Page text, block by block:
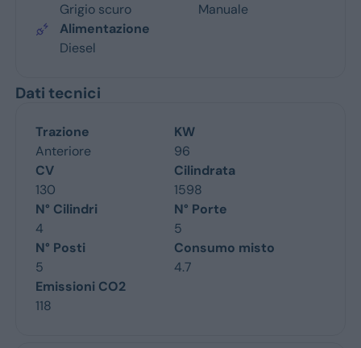
Grigio scuro
Manuale
Alimentazione
Diesel
Dati tecnici
Trazione
Anteriore
KW
96
CV
130
Cilindrata
1598
N° Cilindri
4
N° Porte
5
N° Posti
5
Consumo misto
4.7
Emissioni CO2
118